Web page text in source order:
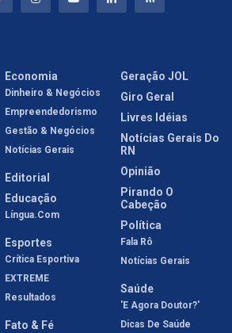
Economia
Dinheiro & Negócios
Empreendedorismo
Gestão & Negócios
Notícias Gerais
Editorial
Educação
Língua.com
Esportes
Crítica Esportiva
EXTREME
Resultados
Fato & Fé
Geração JOL
Giro Geral
Livres Idéias
Notícias Gerais Do
RN
Opinião
Pirando O
Cabeção
Política
Fala Rô
Notícias Gerais
Saúde
'E Agora Doutor?'
Dicas De Saúde